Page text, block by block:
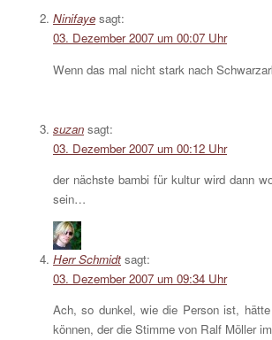
Ninifaye sagt:
03. Dezember 2007 um 00:07 Uhr
Wenn das mal nicht stark nach
suzan sagt:
03. Dezember 2007 um 00:12 Uhr
der nächste bambi für kultur wird dann
sein…
Herr Schmidt sagt:
03. Dezember 2007 um 09:34 Uhr
Ach, so dunkel, wie die Person ist,
können, der die Stimme von Ralf Möller